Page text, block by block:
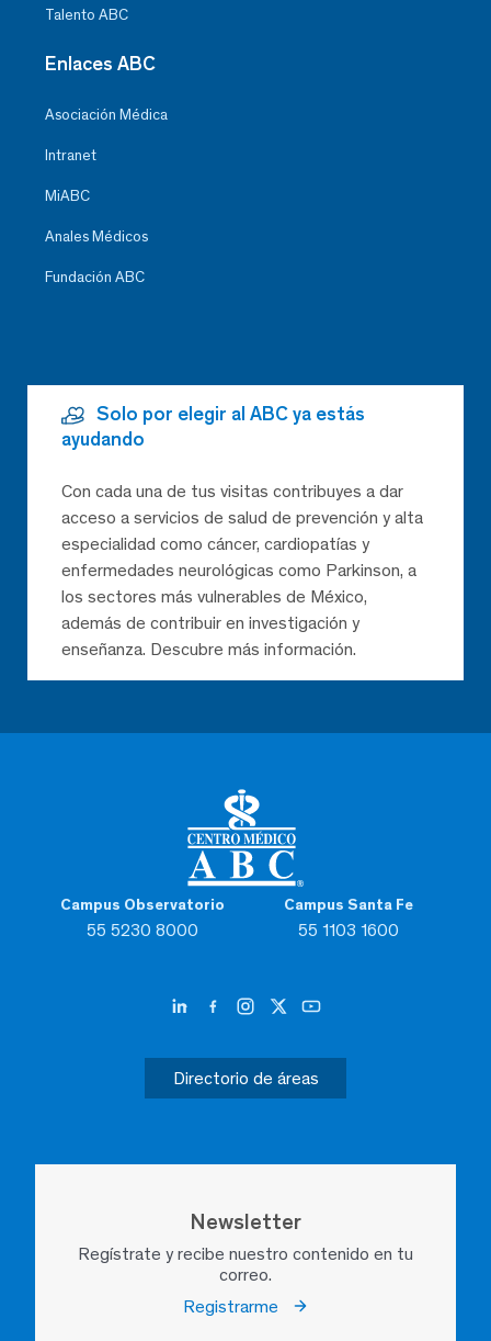
Campus Observatorio
55 5230 8000
Campus Santa Fe
55 1103 1600
Directorio de áreas
Newsletter
Regístrate y recibe nuestro contenido en tu
correo.
Registrarme
Talento ABC
Enlaces ABC
Asociación Médica
Intranet
MiABC
Anales Médicos
Fundación ABC
Solo por elegir al ABC ya estás
ayudando
Con cada una de tus visitas contribuyes a dar
acceso a servicios de salud de prevención y alta
especialidad como cáncer, cardiopatías y
enfermedades neurológicas como Parkinson, a
los sectores más vulnerables de México,
además de contribuir en investigación y
enseñanza. Descubre más información.